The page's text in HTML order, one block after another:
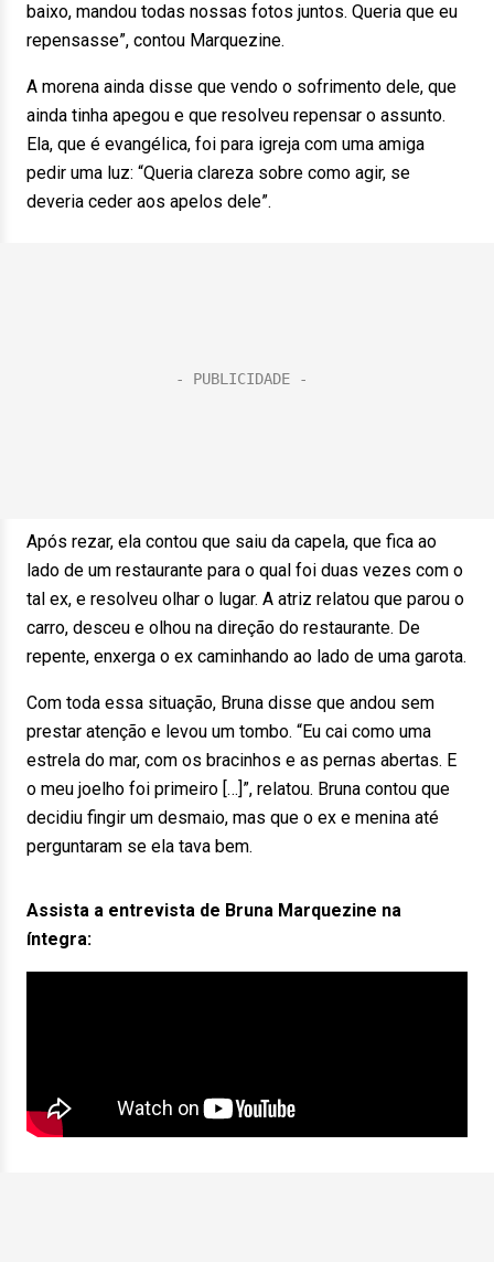
baixo, mandou todas nossas fotos juntos. Queria que eu
repensasse”, contou Marquezine.
A morena ainda disse que vendo o sofrimento dele, que
ainda tinha apegou e que resolveu repensar o assunto.
Ela, que é evangélica, foi para igreja com uma amiga
pedir uma luz: “Queria clareza sobre como agir, se
deveria ceder aos apelos dele”.
Após rezar, ela contou que saiu da capela, que fica ao
lado de um restaurante para o qual foi duas vezes com o
tal ex, e resolveu olhar o lugar. A atriz relatou que parou o
carro, desceu e olhou na direção do restaurante. De
repente, enxerga o ex caminhando ao lado de uma garota.
Com toda essa situação, Bruna disse que andou sem
prestar atenção e levou um tombo. “Eu cai como uma
estrela do mar, com os bracinhos e as pernas abertas. E
o meu joelho foi primeiro […]”, relatou. Bruna contou que
decidiu fingir um desmaio, mas que o ex e menina até
perguntaram se ela tava bem.
Assista a entrevista de Bruna Marquezine na
íntegra: